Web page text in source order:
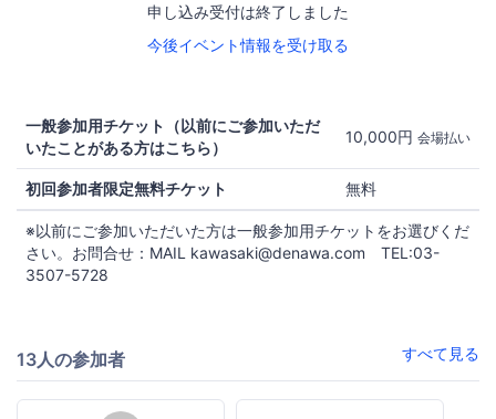
申し込み受付は終了しました
今後イベント情報を受け取る
一般参加用チケット（以前にご参加いただ
いたことがある方はこちら）
10,000円 会場払い
初回参加者限定無料チケット 無料
※以前にご参加いただいた方は一般参加用チケットをお選びくだ
さい。お問合せ：MAIL kawasaki@denawa.com TEL:03-
3507-5728
13人の参加者 すべて見る